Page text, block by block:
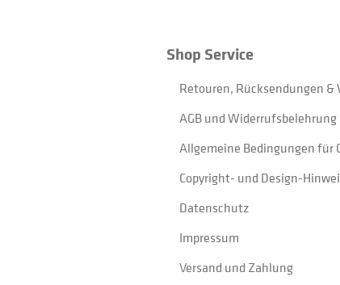
Shop Service
Retouren, Rücksendungen &
AGB und Widerrufsbelehrung
Allgemeine Bedingungen für
Copyright- und Design-
Datenschutz
Impressum
Versand und Zahlung